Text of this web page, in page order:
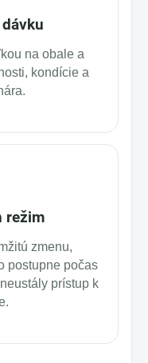
na obale a
kondície a
režim
zmenu,
postupne počas
prístup k